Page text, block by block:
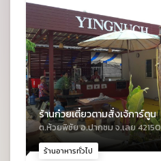
ร้านอาหารทั่วไป
ร้านก๋วยเตี๋ยวตามสั่งเจ้การ์ตูน
ต.ห้วยพิชัย อ.ปากชม จ.เลย 42150